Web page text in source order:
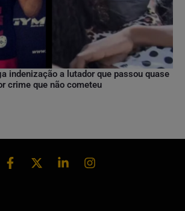
indenização a lutador que passou quase
crime que não cometeu